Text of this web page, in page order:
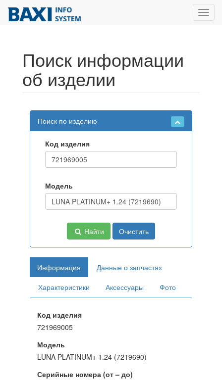
Поиск информации
об изделии
Поиск по изделию
Код изделия
Модель
Найти Очистить
Информация
Данные о запчастях
Характеристики
Аксессуары Фото
Код изделия
721969005
Модель
LUNA PLATINUM+ 1.24 (7219690)
Серийные номера (от – до)